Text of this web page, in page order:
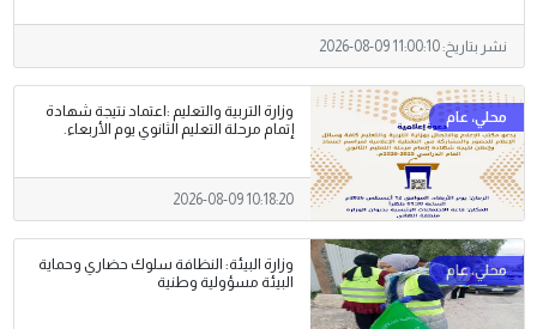
نشر بتاريخ:2026-08-09 11:00:10
وزارة التربية والتعليم :اعتماد نتيجة شهادة
إتمام مرحلة التعليم الثانوي يوم الأربعاء.
2026-08-09 10:18:20
وزارة البيئة: النظافة سلوك حضاري وحماية
البيئة مسؤولية وطنية